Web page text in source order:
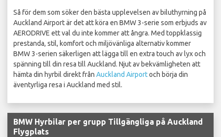
Så för dem som söker den bästa upplevelsen av biluthyrning på
Auckland Airport är det att köra en BMW 3-serie som erbjuds av
AERODRIVE ett val du inte kommer att ångra. Med toppklassig
prestanda, stil, komfort och miljövänliga alternativ kommer
BMW 3-serien säkerligen att lägga till en extra touch av lyx och
spänning till din resa till Auckland. Njut av bekvämligheten att
hämta din hyrbil direkt från Auckland Airportoch börja din
äventyrliga resa i Auckland med stil.
BMW Hyrbilar per grupp Tillgängliga på Auckland
Flygplats